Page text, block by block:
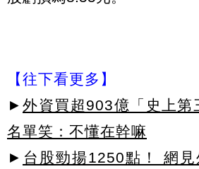
【往下看更多】
► 外資買超903億「史上第
名單笑：不懂在幹嘛
► 台股勁揚1250點！ 網